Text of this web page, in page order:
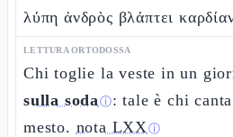
λύπη ἀνδρὸς βλάπτει
LETTURA ORTODOSSA
Chi toglie la veste in un
sulla sodaⓘ: tale è chi
mesto. nota LXXⓘ